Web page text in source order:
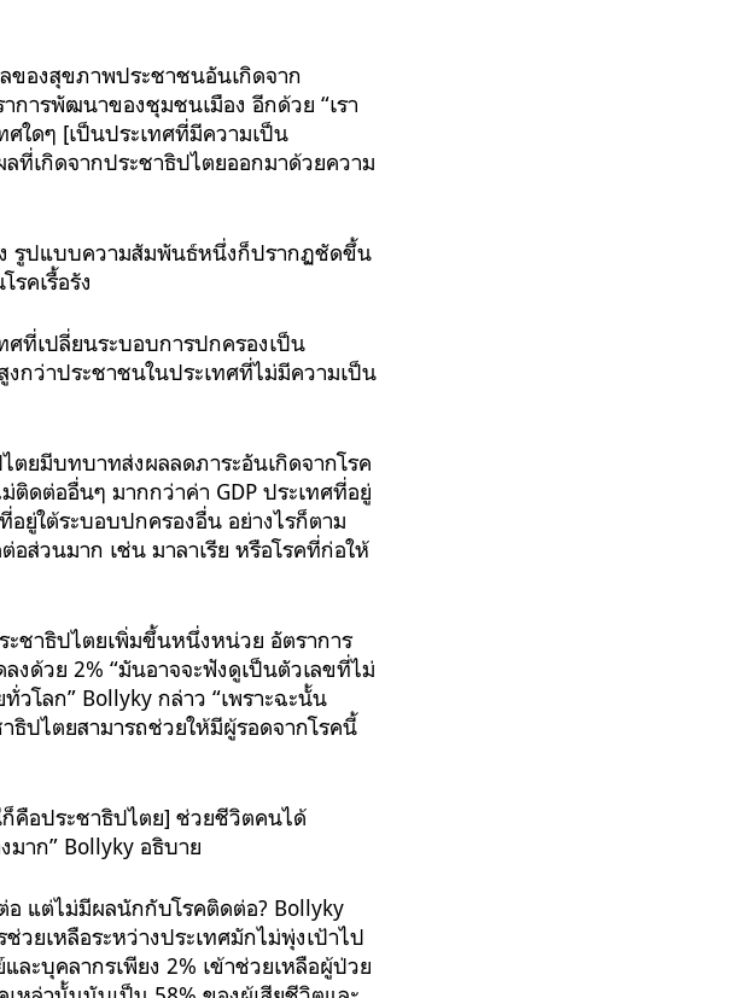
ของสุขภาพประชาชนอันเกิดจาก
การพัฒนาของชุมชนเมือง อีกด้วย “เรา
ศใดๆ [เป็นประเทศที่มีความเป็น
ลที่เกิดจากประชาธิปไตยออกมาด้วยความ
ง รูปแบบความสัมพันธ์หนึ่งก็ปรากฏชัดขึ้น
คเรื้อรัง
ที่เปลี่ยนระบอบการปกครองเป็น
กว่าประชาชนในประเทศที่ไม่มีความเป็น
ยมีบทบาทส่งผลลดภาระอันเกิดจากโรค
ติดต่ออื่นๆ มากกว่าค่า GDP ประเทศที่อยู่
ยู่ใต้ระบอบปกครองอื่น อย่างไรก็ตาม
ส่วนมาก เช่น มาลาเรีย หรือโรคที่ก่อให้
ะชาธิปไตยเพิ่มขึ้นหนึ่งหน่วย อัตราการ
งด้วย 2% “มันอาจจะฟังดูเป็นตัวเลขที่ไม่
วโลก” Bollyky กล่าว “เพราะฉะนั้น
ธิปไตยสามารถช่วยให้มีผู้รอดจากโรคนี้
คือประชาธิปไตย] ช่วยชีวิตคนได้
มาก” Bollyky อธิบาย
อ แต่ไม่มีผลนักกับโรคติดต่อ? Bollyky
วยเหลือระหว่างประเทศมักไม่พุ่งเป้าไป
ละบุคลากรเพียง 2% เข้าช่วยเหลือผู้ป่วย